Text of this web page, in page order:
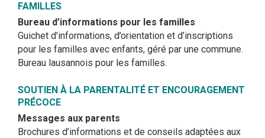
FAMILLES
Bureau d’informations pour les familles
Guichet d’informations, d’orientation et d’inscriptions
pour les familles avec enfants, géré par une commune.
Bureau lausannois pour les familles.
SOUTIEN À LA PARENTALITÉ ET ENCOURAGEMENT
PRÉCOCE
Messages aux parents
Brochures d’informations et de conseils adaptées aux